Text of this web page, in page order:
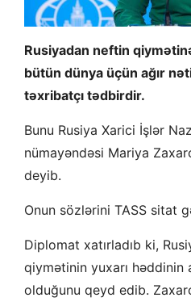
Rusiyadan neftin
bütün dünya üçün ağır
təxribatçı tədbirdir.
Bunu Rusiya Xarici İşlər
nümayəndəsi Mariya
deyib.
Onun sözlərini TASS sitat
Diplomat xatırladıb ki,
qiymətinin yuxarı
olduğunu qeyd edib.